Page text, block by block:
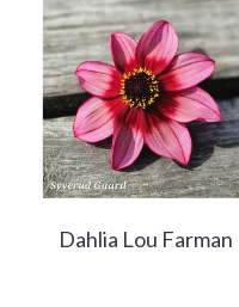
Dahlia Lou Farman